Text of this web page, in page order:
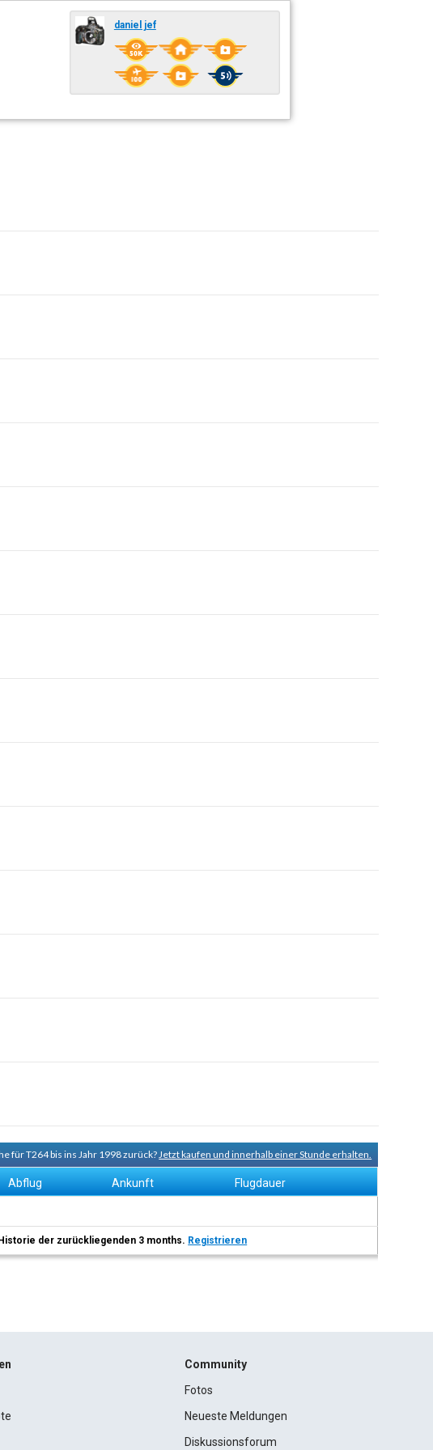
daniel jef
für T264 bis ins Jahr 1998 zurück?Jetzt kaufen und innerhalb einer Stunde erhalten.
Abflug Ankunft Flugdauer
der zurückliegenden 3 months. Registrieren
Community
Fotos
Neueste Meldungen
Diskussionsforum